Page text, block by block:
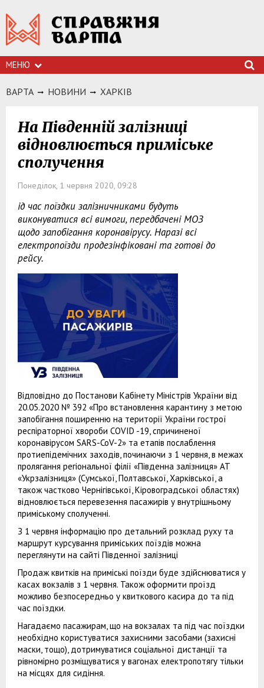
МЕНЮ
ВАРТА НОВИНИ ХАРКIВ
На Південній залізниці
відновлюється приміське
сполучення
Понеділок, 1 червня 2020, 09:28
ід час поїздки залізничниками будуть
виконуватися всі вимоги, передбачені МОЗ
щодо запобігання коронавірусу. Наразі всі
електропоїзди продезінфіковані та готові до
рейсу.
Відповідно до Постанови Кабінету Міністрів України від
20.05.2020 № 392 «Про встановлення карантину з метою
запобігання поширенню на території України гострої
респіраторної хвороби COVID -19, спричиненої
коронавірусом SARS-CoV-2» та етапів послаблення
протиепідемічних заходів, починаючи з 1 червня, в межах
пролягання регіональної філії «Південна залізниця» АТ
«Укрзалізниця» (Сумської, Полтавської, Харківської, а
також частково Чернігівської, Кіровоградської областях)
відновлюється перевезення пасажирів у внутрішньому
приміському сполученні.
З 1 червня інформацію про детальний розклад руху та
маршрут курсування приміських поїздів можна
переглянути на сайті Південної залізниці
Продаж квитків на приміські поїзди буде здійснюватися у
касах вокзалів з 1 червня. Також оформити проїзд
можливо безпосередньо у квиткового касира до та під
час поїздки.
Нагадаємо пасажирам, що на вокзалах та під час поїздки
необхідно користуватися захисними засобами (захисні
маски, тощо), дотримуватися соціальної дистанції та
рівномірно розміщуватися у вагонах електропотягу тільки
на місцях для сидіння.